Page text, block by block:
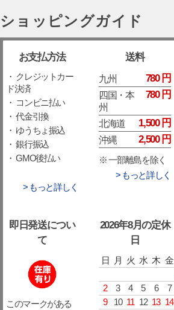
ショッピングガイド
お支払方法
・ クレジットカー
ド決済
・ コンビニ払い
・ 代金引換
・ ゆうちょ振込
・ 銀行振込
・ GMO後払い
> もっと詳しく
送料
九州 780 円
四国・本
州
780 円
北海道 1,500 円
沖縄 2,500 円
※ 一部離島を除く
> もっと詳しく
即日発送につい
て
このマークがある
2026年8月の定休
日
日 月 火 水 木 金
2
3 4 5 6 7
9
10 11 12 13 14